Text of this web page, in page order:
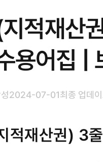
적재산
용어집 |
2024-07-01최종 업데
적재산권) 3